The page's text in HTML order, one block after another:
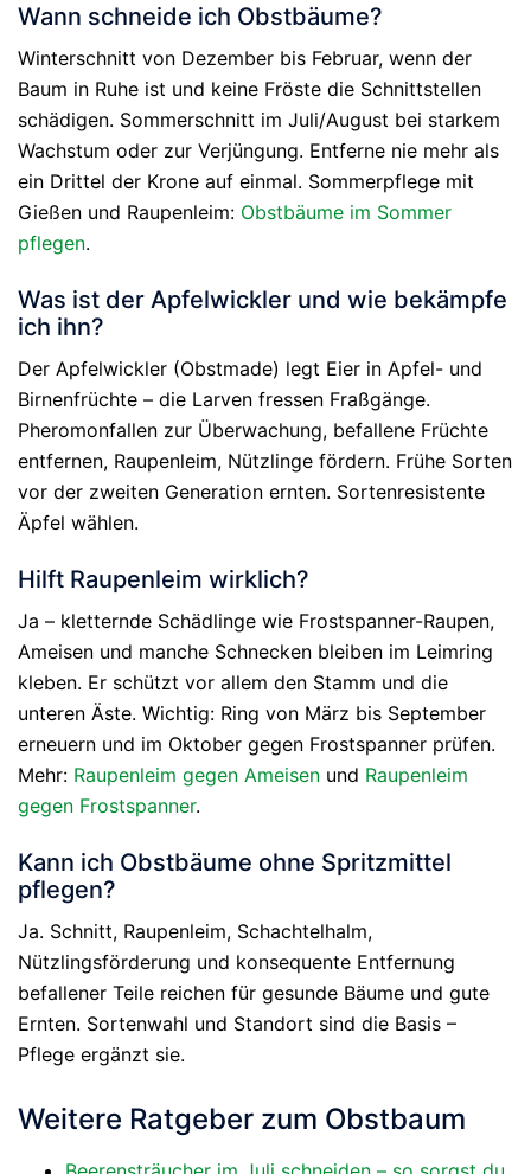
Wann schneide ich Obstbäume?
Winterschnitt von Dezember bis Februar, wenn der
Baum in Ruhe ist und keine Fröste die Schnittstellen
schädigen. Sommerschnitt im Juli/August bei starkem
Wachstum oder zur Verjüngung. Entferne nie mehr als
ein Drittel der Krone auf einmal. Sommerpflege mit
Gießen und Raupenleim: Obstbäume im Sommer
pflegen.
Was ist der Apfelwickler und wie bekämpfe
ich ihn?
Der Apfelwickler (Obstmade) legt Eier in Apfel- und
Birnenfrüchte – die Larven fressen Fraßgänge.
Pheromonfallen zur Überwachung, befallene Früchte
entfernen, Raupenleim, Nützlinge fördern. Frühe Sorten
vor der zweiten Generation ernten. Sortenresistente
Äpfel wählen.
Hilft Raupenleim wirklich?
Ja – kletternde Schädlinge wie Frostspanner-Raupen,
Ameisen und manche Schnecken bleiben im Leimring
kleben. Er schützt vor allem den Stamm und die
unteren Äste. Wichtig: Ring von März bis September
erneuern und im Oktober gegen Frostspanner prüfen.
Mehr: Raupenleim gegen Ameisen und Raupenleim
gegen Frostspanner.
Kann ich Obstbäume ohne Spritzmittel
pflegen?
Ja. Schnitt, Raupenleim, Schachtelhalm,
Nützlingsförderung und konsequente Entfernung
befallener Teile reichen für gesunde Bäume und gute
Ernten. Sortenwahl und Standort sind die Basis –
Pflege ergänzt sie.
Weitere Ratgeber zum Obstbaum